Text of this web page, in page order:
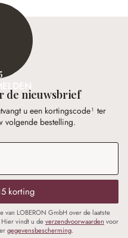
de nieuwsbrief
u een kortingscode¹ ter
volgende bestelling.
korting
van LOBERON GmbH over de laatste
vindt u deverzendvoorwaarden voor
gegevensbescherming.